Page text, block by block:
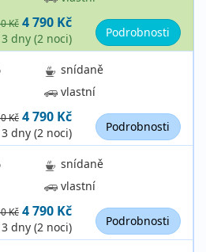
Kč 4 790 Kč
dny (2 noci) Podrobnosti
snídaně
vlastní
Kč 4 790 Kč
dny (2 noci) Podrobnosti
snídaně
vlastní
Kč 4 790 Kč
dny (2 noci) Podrobnosti